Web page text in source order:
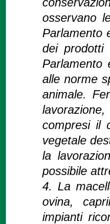
osservano
Parlamento
dei
Parlamento
alle norme
animale.
compresi il
vegetale
la
possibile
4. La
ovina,
impianti